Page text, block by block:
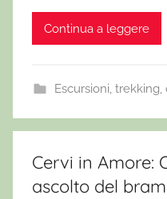
Continua a leggere
Escursioni,
Cervi in Amore:
ascolto del